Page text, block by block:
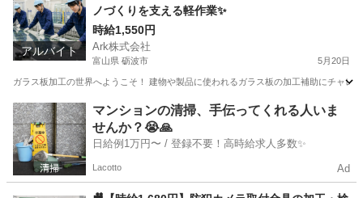
アルバイト
ノづくりを支える軽作業✨
時給1,550円
Ark株式会社
富山県 砺波市 5月20日
ガラス板加工の世界へようこそ！ 建物や製品に使われるガラス板の加工補助にチャ
富山 砺波市 工場
マンションの清掃、手伝ってくれる人いま
せんか？😭🙏
日給例1万円〜 / 登録不要！高時給求人多数✨
Lacotto Ad